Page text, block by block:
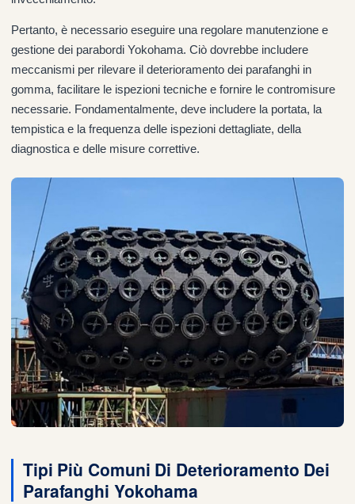
Pertanto, è necessario eseguire una regolare manutenzione e
gestione dei parabordi Yokohama. Ciò dovrebbe includere
meccanismi per rilevare il deterioramento dei parafanghi in
gomma, facilitare le ispezioni tecniche e fornire le contromisure
necessarie. Fondamentalmente, deve includere la portata, la
tempistica e la frequenza delle ispezioni dettagliate, della
diagnostica e delle misure correttive.
Tipi Più Comuni Di Deterioramento Dei
Parafanghi Yokohama